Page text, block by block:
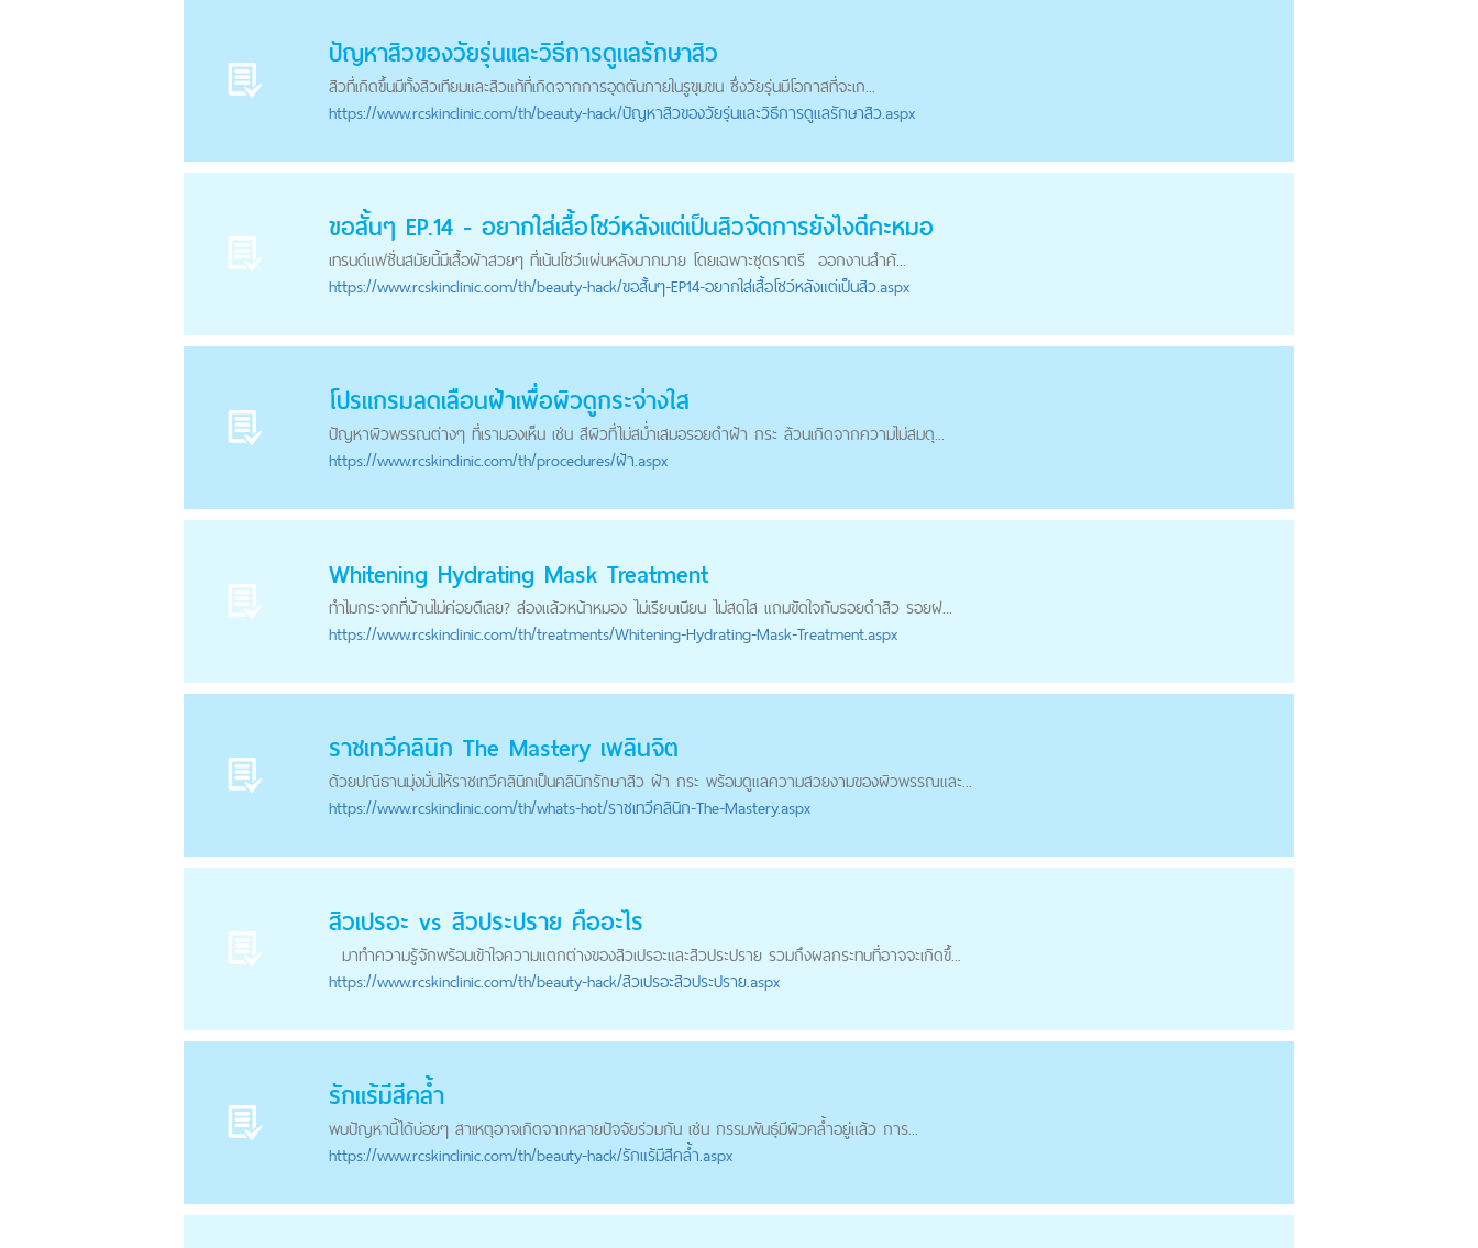
ปัญหาสิวของวัยรุ่นและวิธีการดูแลรักษาสิว
สิวที่เกิดขึ้นมีทั้งสิวเทียมและสิวแท้ที่เกิดจากการอุดตันภายในรูขุมขน ซึ่งวัยรุ่นมีโอกาสที่จะเก...
https://www.rcskinclinic.com/th/beauty-hack/ปัญหาสิวของวัยรุ่นและวิธีการดูแลรักษาสิว.aspx
ขอสั้นๆ EP.14 - อยากใส่เสื้อโชว์หลังแต่เป็นสิวจัดการยังไงดีคะหมอ
เทรนด์แฟชั่นสมัยนี้มีเสื้อผ้าสวยๆ ที่เน้นโชว์แผ่นหลังมากมาย โดยเฉพาะชุดราตรี ออกงานสำคั...
https://www.rcskinclinic.com/th/beauty-hack/ขอสั้นๆ-EP14-อยากใส่เสื้อโชว์หลังแต่เป็นสิว.aspx
โปรแกรมลดเลือนฝ้าเพื่อผิวดูกระจ่างใส
ปัญหาผิวพรรณต่างๆ ที่เรามองเห็น เช่น สีผิวที่ไม่สม่ำเสมอรอยดำฝ้า กระ ล้วนเกิดจากความไม่สมดุ...
https://www.rcskinclinic.com/th/procedures/ฝ้า.aspx
Whitening Hydrating Mask Treatment
ทำไมกระจกที่บ้านไม่ค่อยดีเลย? ส่องแล้วหน้าหมอง ไม่เรียบเนียน ไม่สดใส แถมขัดใจกับรอยดำสิว รอยฝ...
https://www.rcskinclinic.com/th/treatments/Whitening-Hydrating-Mask-Treatment.aspx
ราชเทวีคลินิก The Mastery เพลินจิต
ด้วยปณิธานมุ่งมั่นให้ราชเทวีคลินิกเป็นคลินิกรักษาสิว ฝ้า กระ พร้อมดูแลความสวยงามของผิวพรรณและ...
https://www.rcskinclinic.com/th/whats-hot/ราชเทวีคลินิก-The-Mastery.aspx
สิวเปรอะ vs สิวประปราย คืออะไร
มาทำความรู้จักพร้อมเข้าใจความแตกต่างของสิวเปรอะและสิวประปราย รวมถึงผลกระทบที่อาจจะเกิดขึ้...
https://www.rcskinclinic.com/th/beauty-hack/สิวเปรอะสิวประปราย.aspx
รักแร้มีสีคล้ำ
พบปัญหานี้ได้บ่อยๆ สาเหตุอาจเกิดจากหลายปัจจัยร่วมกัน เช่น กรรมพันธุ์มีผิวคล้ำอยู่แล้ว การ...
https://www.rcskinclinic.com/th/beauty-hack/รักแร้มีสีคล้ำ.aspx